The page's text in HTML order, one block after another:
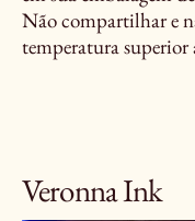
Não compartilhar e
temperatura superior
Veronna Ink